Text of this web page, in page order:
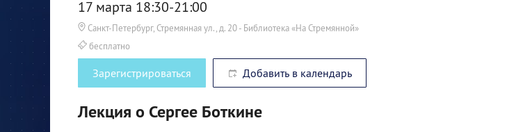
17 марта 18:30-21:00
Санкт-Петербург, Стремянная ул., д. 20- Библиотека «На Стремянной»
бесплатно
Зарегистрироваться Добавить в календарь
Лекция о Сергее Боткине